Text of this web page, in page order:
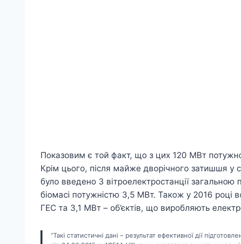
Показовим є той факт, що з цих 120 МВт
Крім цього, після майже дворічного затишшя у
було введено 3 вітроелектростанції
біомасі потужністю 3,5 МВт. Також у 2016
ГЕС та 3,1 МВт – об’єктів, що виробляють
“Такі статистичні дані – результат ефективної дії